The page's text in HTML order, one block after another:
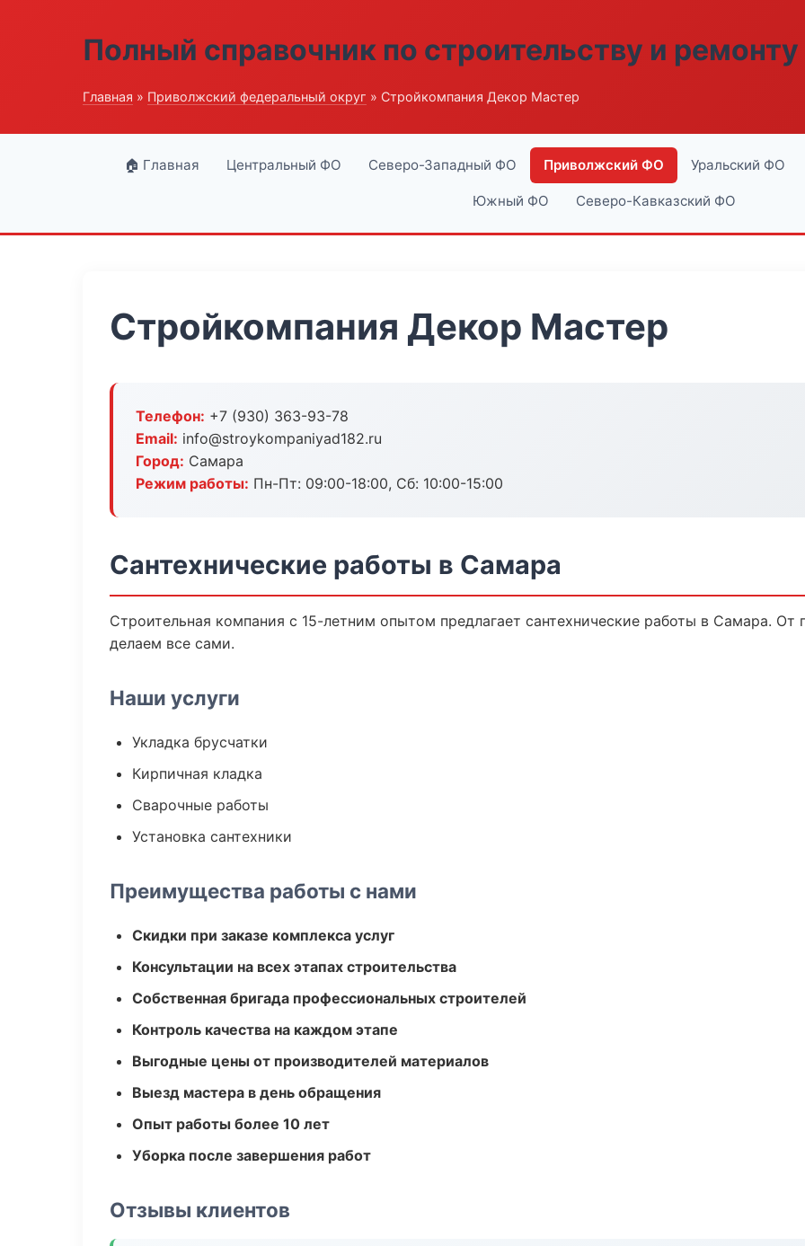
Полный справочник по строительству и ремонту
Главная » Приволжский федеральный округ » Стройкомпания Декор Мастер
🏠 Главная Центральный ФО Северо-Западный ФО Приволжский ФО Уральский ФО
Южный ФО Северо-Кавказский ФО
Стройкомпания Декор Мастер
Телефон: +7 (930) 363-93-78
Email: info@stroykompaniyad182.ru
Город: Самара
Режим работы: Пн-Пт: 09:00-18:00, Сб: 10:00-15:00
Сантехнические работы в Самара
Строительная компания с 15-летним опытом предлагает сантехнические работы в Самара. От
делаем все сами.
Наши услуги
Укладка брусчатки
Кирпичная кладка
Сварочные работы
Установка сантехники
Преимущества работы с нами
Скидки при заказе комплекса услуг
Консультации на всех этапах строительства
Собственная бригада профессиональных строителей
Контроль качества на каждом этапе
Выгодные цены от производителей материалов
Выезд мастера в день обращения
Опыт работы более 10 лет
Уборка после завершения работ
Отзывы клиентов